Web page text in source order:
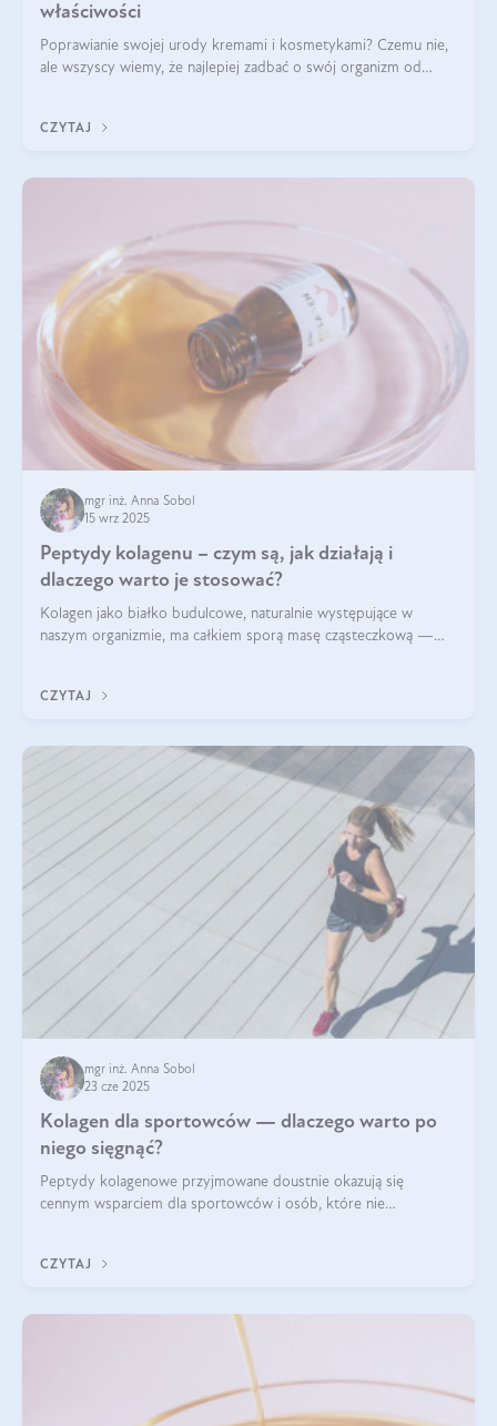
właściwości
Poprawianie swojej urody kremami i kosmetykami? Czemu nie,
ale wszyscy wiemy, że najlepiej zadbać o swój organizm od
wysokiej jakości suplem
CZYTAJ
mgr inż. Anna Sobol
15 wrz 2025
Peptydy kolagenu – czym są, jak działają i
dlaczego warto je stosować?
Kolagen jako białko budulcowe, naturalnie występujące w
naszym organizmie, ma całkiem sporą masę cząsteczkową —
bardziej biodostępny
CZYTAJ
mgr inż. Anna Sobol
23 cze 2025
Kolagen dla sportowców — dlaczego warto po
niego sięgnąć?
Peptydy kolagenowe przyjmowane doustnie okazują się
cennym wsparciem dla sportowców i osób, które nie
CZYTAJ